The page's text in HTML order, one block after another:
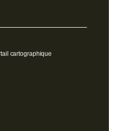
cartographique